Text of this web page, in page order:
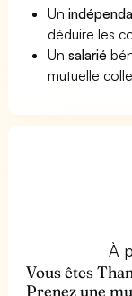
Un
déduire les
Unsalarié
mutuelle
À
Vous êtes
Prenez une